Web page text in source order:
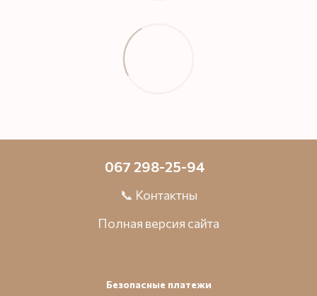
067 298-25-94
📞 Контактны
Полная версия сайта
Безопасные платежи